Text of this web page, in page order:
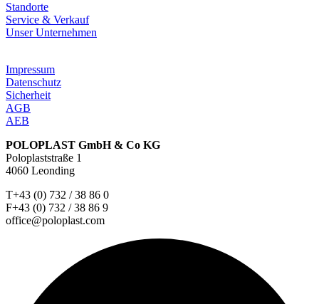
Standorte
Service & Verkauf
Unser Unternehmen
Impressum
Datenschutz
Sicherheit
AGB
AEB
POLOPLAST GmbH & Co KG
Poloplaststraße 1
4060 Leonding
T+43 (0) 732 / 38 86 0
F+43 (0) 732 / 38 86 9
office@poloplast.com